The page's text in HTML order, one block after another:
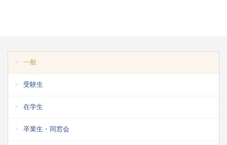
一般
受験生
在学生
卒業生・同窓会